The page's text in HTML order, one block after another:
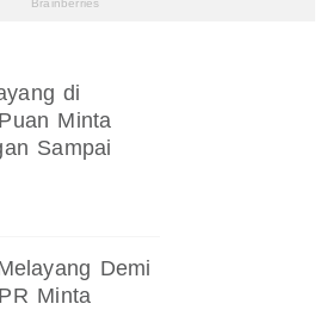
di
Minta
Sampai
Demi
Minta